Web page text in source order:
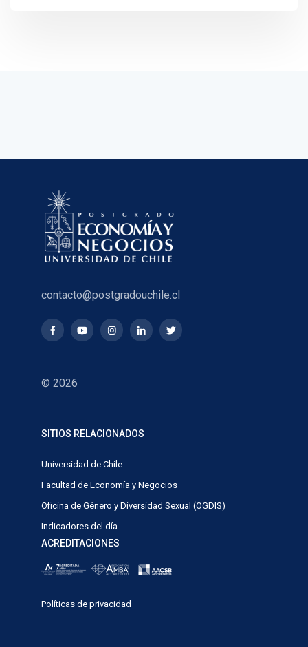
contacto@postgradouchile.cl
© 2026
SITIOS RELACIONADOS
Universidad de Chile
Facultad de Economía y Negocios
Oficina de Género y Diversidad Sexual (OGDIS)
Indicadores del día
ACREDITACIONES
Políticas de privacidad